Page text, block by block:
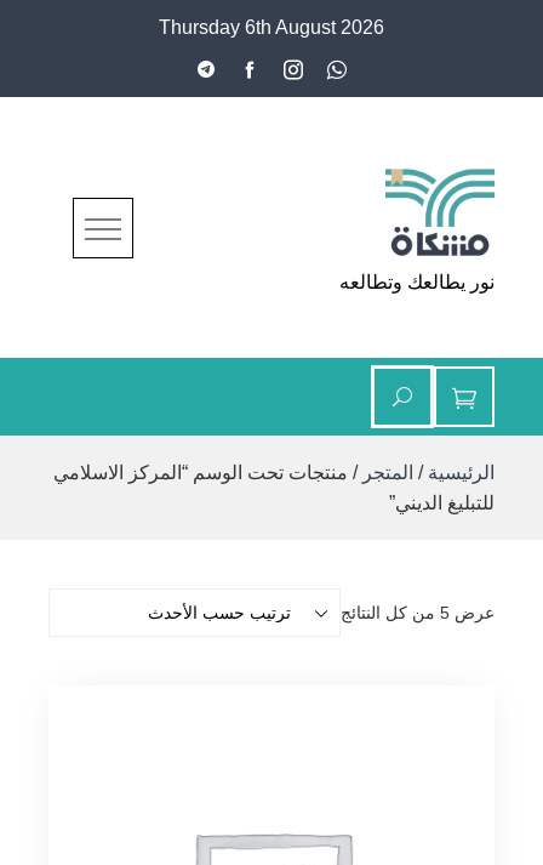
Thursday 6th August 2026
مشكاة
نور يطالعك وتطالعه
الرئيسية / المتجر / منتجات تحت الوسم “المركز الاسلامي
للتبليغ الديني”
عرض ⁦5⁩ من كل النتائج
تم